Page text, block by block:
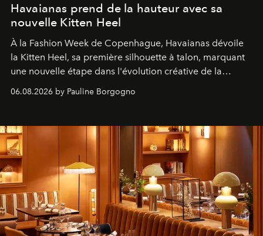
Havaianas prend de la hauteur avec sa
nouvelle Kitten Heel
À la Fashion Week de Copenhague, Havaianas dévoile
la Kitten Heel, sa première silhouette à talon, marquant
une nouvelle étape dans l'évolution créative de la
06.08.2026 by Pauline Borgogno